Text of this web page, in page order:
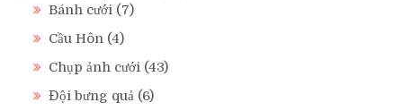
Bánh cưới (7)
Cầu Hôn (4)
Chụp ảnh cưới (43)
Đội bưng quả (6)